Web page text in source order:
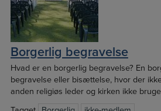
Borgerlig begravelse
Hvad er en borgerlig begravelse? En
begravelse eller bisættelse, hvor der
anden religiøs leder og kirken ikke